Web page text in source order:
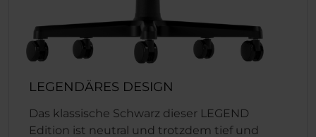
LEGENDÄRES DESIGN
Das klassische Schwarz dieser LEGEND
Edition ist neutral und trotzdem tief und